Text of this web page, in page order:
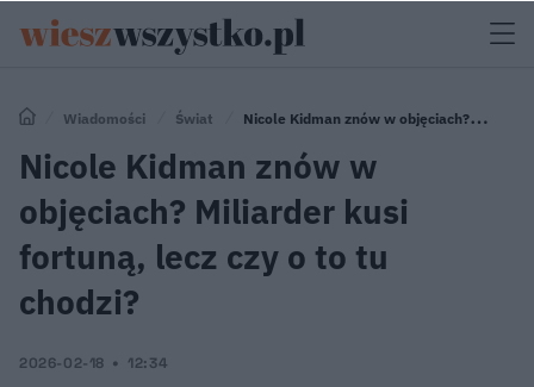
Wiadomości Świat
Nicole Kidman znów w objęciach?
Miliarder kusi fortuną, lecz czy o to tu chodzi?
Nicole Kidman znów w
objęciach? Miliarder kusi
fortuną, lecz czy o to tu
chodzi?
2026-02-18 12:34